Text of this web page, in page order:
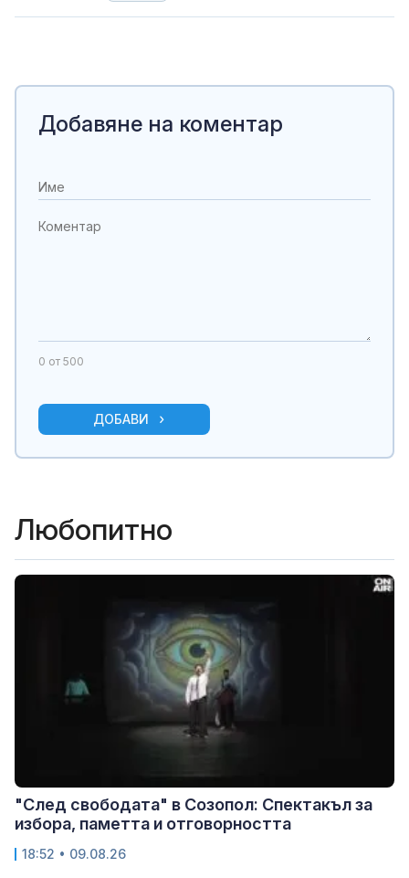
Добавяне на коментар
0 от 500
ДОБАВИ
Любопитно
"След свободата" в Созопол: Спектакъл за
избора, паметта и отговорността
18:52 • 09.08.26